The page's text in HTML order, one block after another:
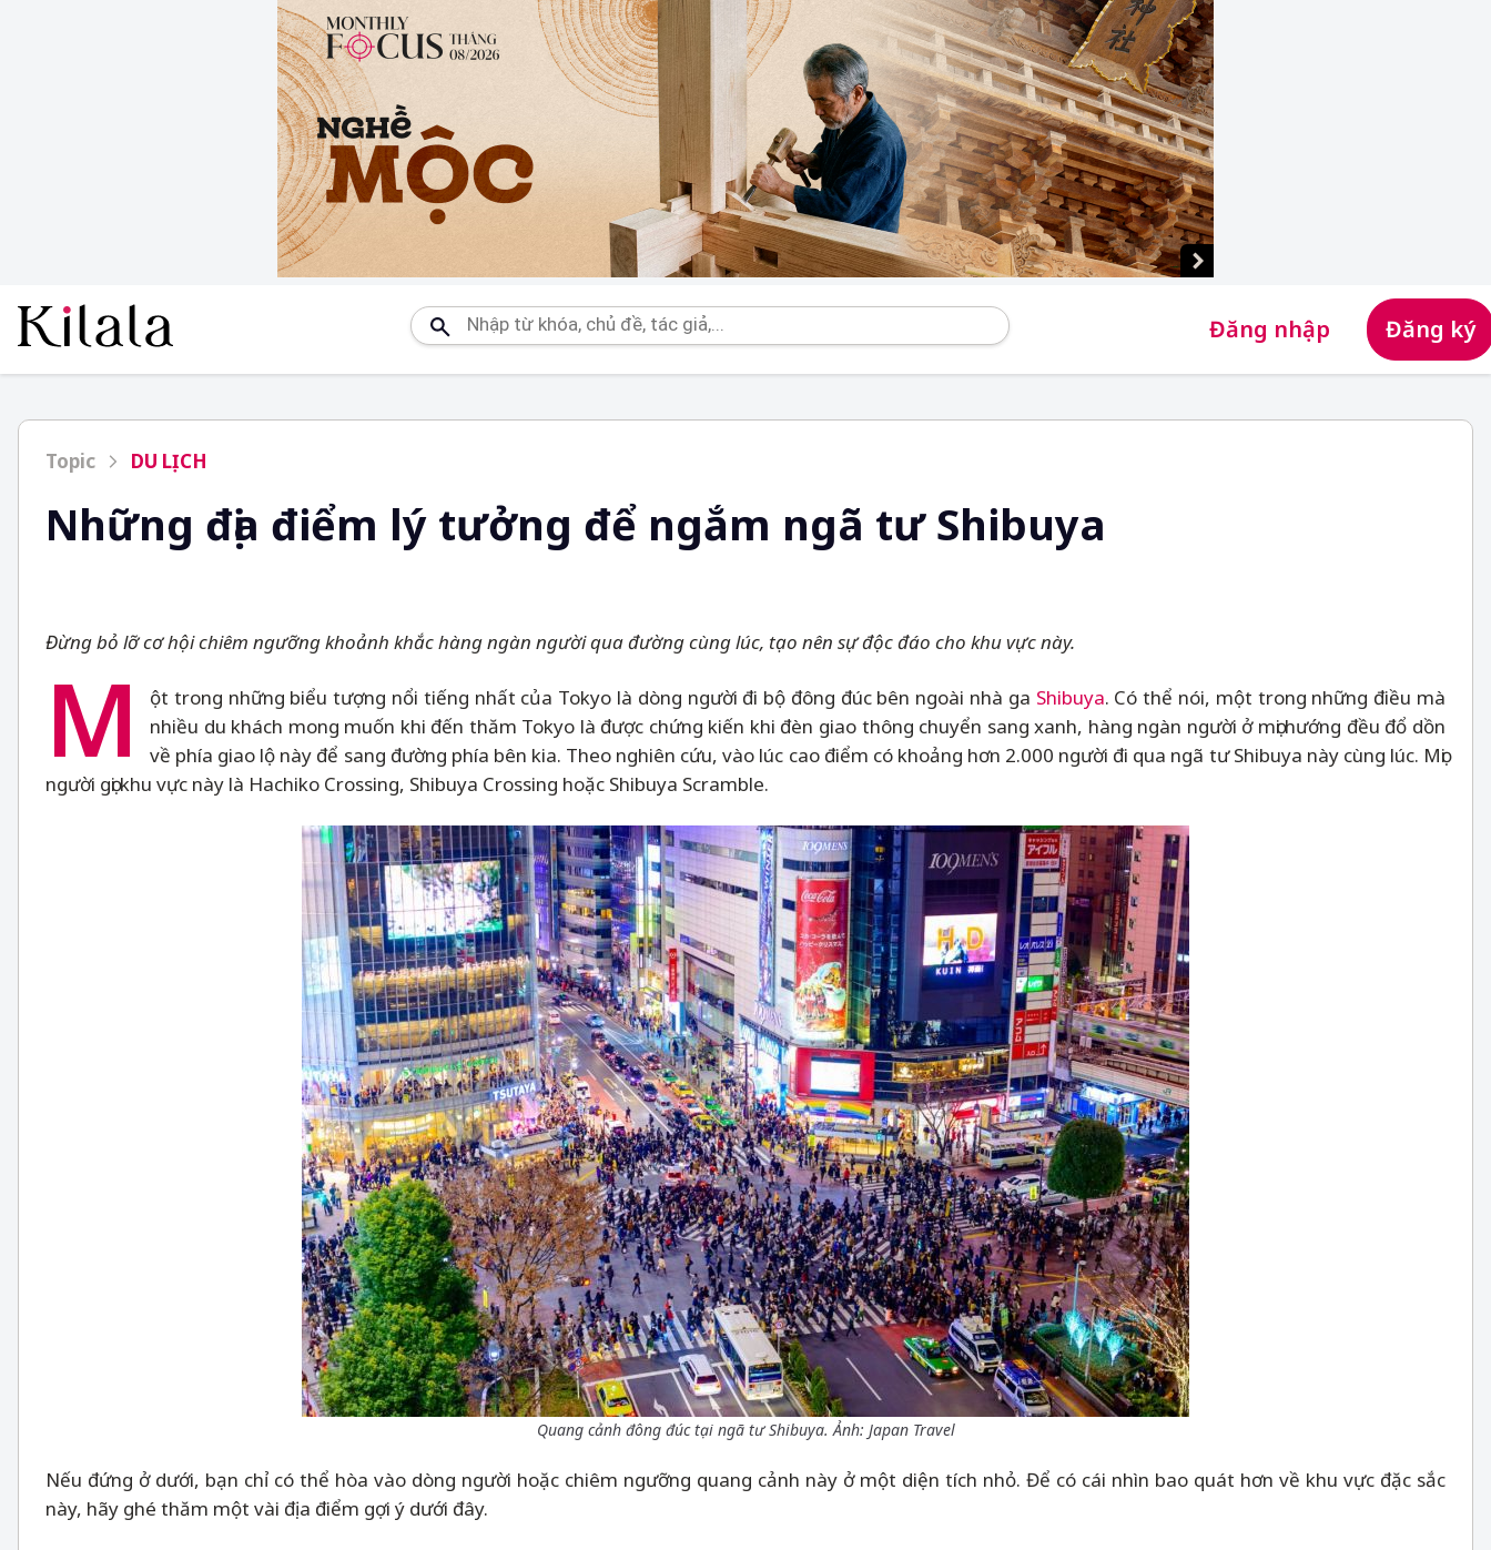
Đăng nhập Đăng ký
Topic DU LỊCH
Những địa điểm lý tưởng để ngắm ngã tư Shibuya
Đừng bỏ lỡ cơ hội chiêm ngưỡng khoảnh khắc hàng ngàn người qua đường cùng lúc, tạo nên sự độc đáo cho khu vực này.
M ột trong những biểu tượng nổi tiếng nhất của Tokyo là dòng người đi bộ đông đúc bên ngoài nhà ga Shibuya. Có thể nói, một trong những điều mà
nhiều du khách mong muốn khi đến thăm Tokyo là được chứng kiến khi đèn giao thông chuyển sang xanh, hàng ngàn người ở mọi hướng đều đổ dồn
về phía giao lộ này để sang đường phía bên kia. Theo nghiên cứu, vào lúc cao điểm có khoảng hơn 2.000 người đi qua ngã tư Shibuya này cùng lúc. Mọi
người gọi khu vực này là Hachiko Crossing, Shibuya Crossing hoặc Shibuya Scramble.
Quang cảnh đông đúc tại ngã tư Shibuya. Ảnh: Japan Travel
Nếu đứng ở dưới, bạn chỉ có thể hòa vào dòng người hoặc chiêm ngưỡng quang cảnh này ở một diện tích nhỏ. Để có cái nhìn bao quát hơn về khu vực đặc sắc
này, hãy ghé thăm một vài địa điểm gợi ý dưới đây.